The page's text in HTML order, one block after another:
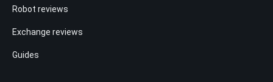
Robot reviews
Exchange reviews
Guides